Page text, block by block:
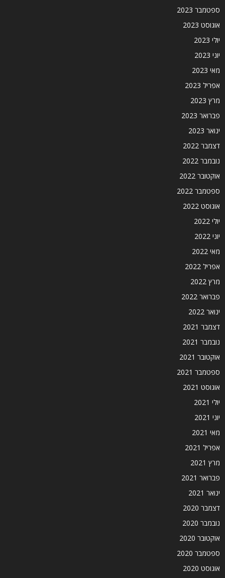
ספטמבר 2023
אוגוסט 2023
יולי 2023
יוני 2023
מאי 2023
אפריל 2023
מרץ 2023
פברואר 2023
ינואר 2023
דצמבר 2022
נובמבר 2022
אוקטובר 2022
ספטמבר 2022
אוגוסט 2022
יולי 2022
יוני 2022
מאי 2022
אפריל 2022
מרץ 2022
פברואר 2022
ינואר 2022
דצמבר 2021
נובמבר 2021
אוקטובר 2021
ספטמבר 2021
אוגוסט 2021
יולי 2021
יוני 2021
מאי 2021
אפריל 2021
מרץ 2021
פברואר 2021
ינואר 2021
דצמבר 2020
נובמבר 2020
אוקטובר 2020
ספטמבר 2020
אוגוסט 2020